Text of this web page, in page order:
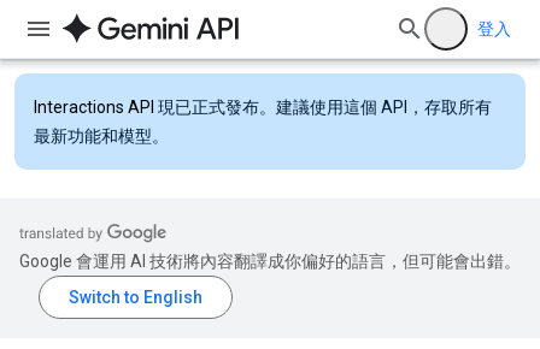
登入
Interactions API 現已正式發布。建議使用這個 API，存取所有
最新功能和模型。
Google 會運用 AI 技術將內容翻譯成你偏好的語言，但可能會出錯。